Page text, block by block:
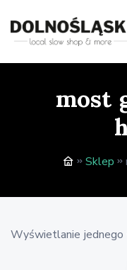
most
Sklep
Wyświetlanie jednego